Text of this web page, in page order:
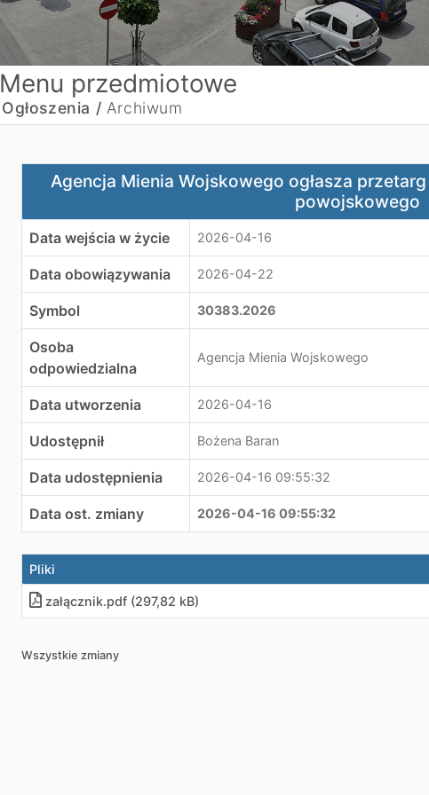
Menu przedmiotowe
Ogłoszenia / Archiwum
Agencja Mienia Wojskowego ogłasza przetarg dotyczący
Agencja Mienia Wojskowego ogłasza
powojskowego
Data wejścia w życie 2026-04-16
Data obowiązywania 2026-04-22
Symbol 30383.2026
Osoba
odpowiedzialna
Agencja Mienia Wojskowego
Data utworzenia 2026-04-16
Udostępnił Bożena Baran
Data udostępnienia 2026-04-16 09:55:32
Data ost. zmiany 2026-04-16 09:55:32
Pliki
załącznik.pdf (297,82 kB)
Wszystkie zmiany